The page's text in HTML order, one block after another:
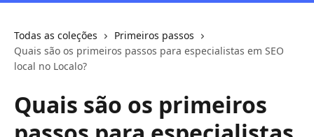
Todas as coleções
Primeiros passos
Quais são os primeiros passos para especialistas em SEO
local no Localo?
Quais são os primeiros